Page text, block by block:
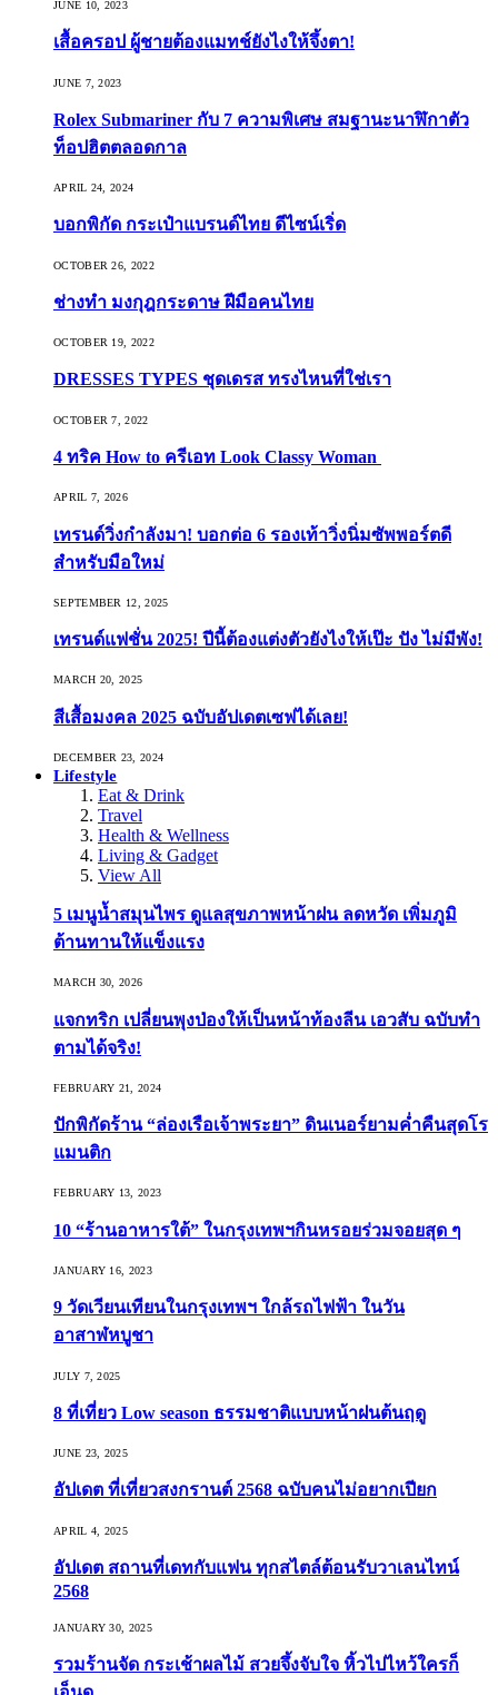
JUNE 10, 2023
เสื้อครอป ผู้ชายต้องแมทช์ยังไงให้จึ้งตา!
JUNE 7, 2023
Rolex Submariner กับ 7 ความพิเศษ สมฐานะนาฬิกาตัว
ท็อปฮิตตลอดกาล
APRIL 24, 2024
บอกพิกัด กระเป๋าแบรนด์ไทย ดีไซน์เริ่ด
OCTOBER 26, 2022
ช่างทำ มงกุฎกระดาษ ฝีมือคนไทย
OCTOBER 19, 2022
DRESSES TYPES ชุดเดรส ทรงไหนที่ใช่เรา
OCTOBER 7, 2022
4 ทริค How to ครีเอท Look Classy Woman
APRIL 7, 2026
เทรนด์วิ่งกำลังมา! บอกต่อ 6 รองเท้าวิ่งนิ่มซัพพอร์ตดี
สำหรับมือใหม่
SEPTEMBER 12, 2025
เทรนด์แฟชั่น 2025! ปีนี้ต้องแต่งตัวยังไงให้เป๊ะ ปัง ไม่มีพัง!
MARCH 20, 2025
สีเสื้อมงคล 2025 ฉบับอัปเดตเซฟได้เลย!
DECEMBER 23, 2024
Lifestyle
Eat & Drink
Travel
Health & Wellness
Living & Gadget
View All
5 เมนูน้ำสมุนไพร ดูแลสุขภาพหน้าฝน ลดหวัด เพิ่มภูมิ
ต้านทานให้แข็งแรง
MARCH 30, 2026
แจกทริก เปลี่ยนพุงป่องให้เป็นหน้าท้องลีน เอวสับ ฉบับทำ
ตามได้จริง!
FEBRUARY 21, 2024
ปักพิกัดร้าน “ล่องเรือเจ้าพระยา” ดินเนอร์ยามค่ำคืนสุดโร
แมนติก
FEBRUARY 13, 2023
10 “ร้านอาหารใต้” ในกรุงเทพฯกินหรอยร่วมจอยสุด ๆ
JANUARY 16, 2023
9 วัดเวียนเทียนในกรุงเทพฯ ใกล้รถไฟฟ้า ในวัน
อาสาฬหบูชา
JULY 7, 2025
8 ที่เที่ยว Low season ธรรมชาติแบบหน้าฝนต้นฤดู️
JUNE 23, 2025
อัปเดต ที่เที่ยวสงกรานต์ 2568 ฉบับคนไม่อยากเปียก
APRIL 4, 2025
อัปเดต สถานที่เดทกับแฟน ทุกสไตล์ต้อนรับวาเลนไทน์
2568
JANUARY 30, 2025
รวมร้านจัด กระเช้าผลไม้ สวยจึ้งจับใจ หิ้วไปไหว้ใครก็